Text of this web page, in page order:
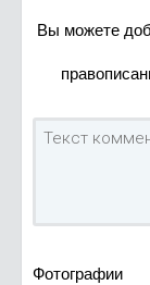
Вы можете
Фотографии